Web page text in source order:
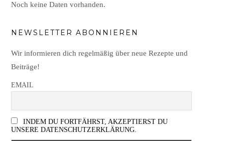
Noch keine Daten vorhanden.
NEWSLETTER ABONNIEREN
Wir informieren dich regelmäßig über neue Rezepte und
Beiträge!
EMAIL
INDEM DU FORTFÄHRST, AKZEPTIERST DU
UNSERE DATENSCHUTZERKLÄRUNG.